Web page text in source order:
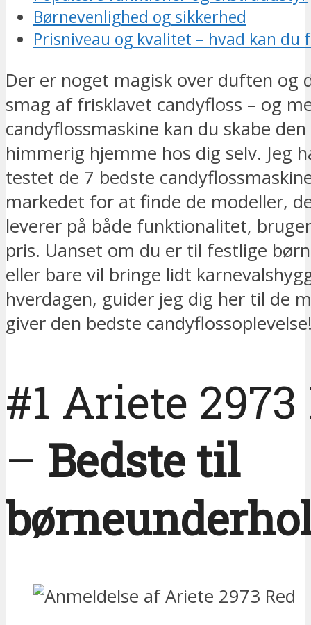
Børnevenlighed og sikkerhed
Prisniveau og kvalitet – hvad kan du
Der er noget magisk over duften og
smag af frisklavet candyfloss – og
candyflossmaskine kan du skabe
himmerig hjemme hos dig selv. Jeg
testet de 7 bedste
markedet for at finde de modeller,
leverer på både funktionalitet,
pris. Uanset om du er til festlige
eller bare vil bringe lidt
hverdagen, guider jeg dig her til de
giver den bedste
#1 Ariete 2973
– Bedste til